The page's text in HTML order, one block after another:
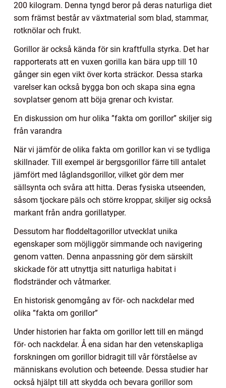
200 kilogram. Denna tyngd beror på deras naturliga diet
som främst består av växtmaterial som blad, stammar,
rotknölar och frukt.
Gorillor är också kända för sin kraftfulla styrka. Det har
rapporterats att en vuxen gorilla kan bära upp till 10
gånger sin egen vikt över korta sträckor. Dessa starka
varelser kan också bygga bon och skapa sina egna
sovplatser genom att böja grenar och kvistar.
En diskussion om hur olika ”fakta om gorillor” skiljer sig
från varandra
När vi jämför de olika fakta om gorillor kan vi se tydliga
skillnader. Till exempel är bergsgorillor färre till antalet
jämfört med låglandsgorillor, vilket gör dem mer
sällsynta och svåra att hitta. Deras fysiska utseenden,
såsom tjockare päls och större kroppar, skiljer sig också
markant från andra gorillatyper.
Dessutom har floddeltagorillor utvecklat unika
egenskaper som möjliggör simmande och navigering
genom vatten. Denna anpassning gör dem särskilt
skickade för att utnyttja sitt naturliga habitat i
flodstränder och våtmarker.
En historisk genomgång av för- och nackdelar med
olika ”fakta om gorillor”
Under historien har fakta om gorillor lett till en mängd
för- och nackdelar. Å ena sidan har den vetenskapliga
forskningen om gorillor bidragit till vår förståelse av
människans evolution och beteende. Dessa studier har
också hjälpt till att skydda och bevara gorillor som